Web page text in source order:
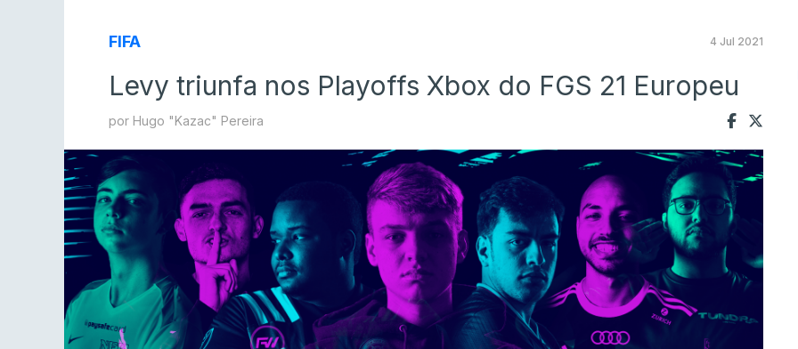
FIFA 4 Jul 2021
Levy triunfa nos Playoffs Xbox do FGS 21 Europeu
por Hugo "Kazac" Pereira